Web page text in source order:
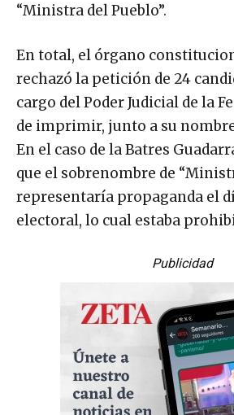
“Ministra del Pueblo”.
En total, el órgano
rechazó la petición de 24
cargo del Poder Judicial de la
de imprimir, junto a su
En el caso de la Batres
que el sobrenombre de
representaría propaganda el
electoral, lo cual estaba
Publicidad